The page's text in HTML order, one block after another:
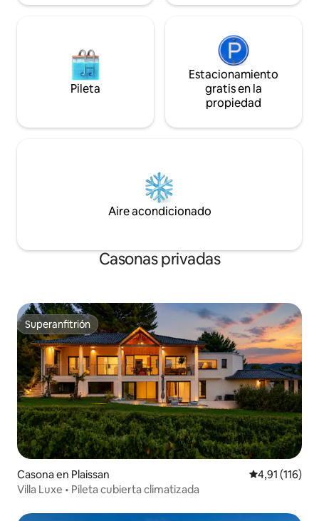
Pileta
Estacionamiento
gratis en la
propiedad
Aire acondicionado
Casonas privadas
Superanfitrión
Superanfitrión
Casona en Plaissan Calificación
4,91 (116)
Villa Luxe • Pileta cubierta climatizada